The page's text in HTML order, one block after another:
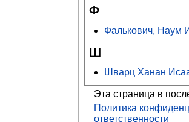
Ф
Фалькович, Наум
Ш
Шварц Ханан
Эта страница в
Политика
ответственности